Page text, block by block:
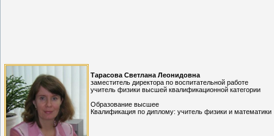
Тарасова Светлана Леонидовна
заместитель директора по воспитательной работе
учитель физики высшей квалификационной категории
Образование высшее
Квалификация по диплому: учитель физики и математики